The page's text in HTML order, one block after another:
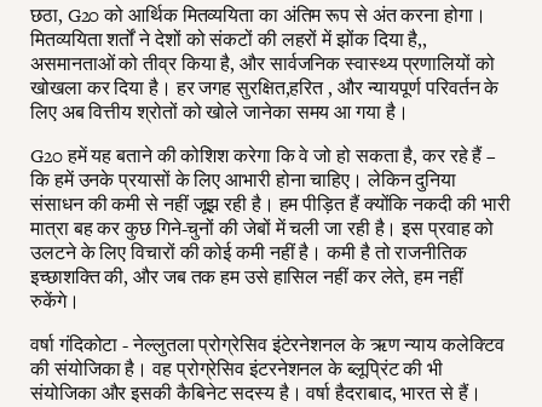
छठा, G20 को आर्थिक मितव्ययिता का अंतिम रूप से अंत करना होगा।
मितव्ययिता शर्तों ने देशों को संकटों की लहरों में झोंक दिया है,,
असमानताओं को तीव्र किया है, और सार्वजनिक स्वास्थ्य प्रणालियों को
खोखला कर दिया है। हर जगह सुरक्षित,हरित , और न्यायपूर्ण परिवर्तन के
लिए अब वित्तीय श्रोतों को खोले जानेका समय आ गया है।
G20 हमें यह बताने की कोशिश करेगा कि वे जो हो सकता है, कर रहे हैं –
कि हमें उनके प्रयासों के लिए आभारी होना चाहिए। लेकिन दुनिया
संसाधन की कमी से नहीं जूझ रही है। हम पीड़ित हैं क्योंकि नकदी की भारी
मात्रा बह कर कुछ गिने-चुनों की जेबों में चली जा रही है। इस प्रवाह को
उलटने के लिए विचारों की कोई कमी नहीं है। कमी है तो राजनीतिक
इच्छाशक्ति की, और जब तक हम उसे हासिल नहीं कर लेते, हम नहीं
रुकेंगे।
वर्षा गंदिकोटा - नेल्लुतला प्रोग्रेसिव इंटेरनेशनल के ऋण न्याय कलेक्टिव
की संयोजिका है। वह प्रोग्रेसिव इंटरनेशनल के ब्लूप्रिंट की भी
संयोजिका और इसकी कैबिनेट सदस्य है। वर्षा हैदराबाद, भारत से हैं।